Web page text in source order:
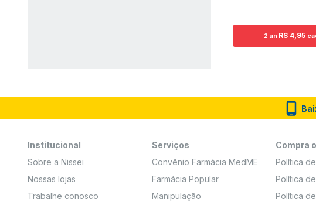
2 un R$ 4,95
Institucional
Sobre a Nissei
Nossas lojas
Trabalhe conosco
Serviços
Convênio Farmácia MedME
Farmácia Popular
Manipulação
Compra
Política
Política
Política